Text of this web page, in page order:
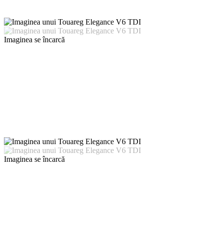
Imaginea se încarcă
Imaginea se încarcă